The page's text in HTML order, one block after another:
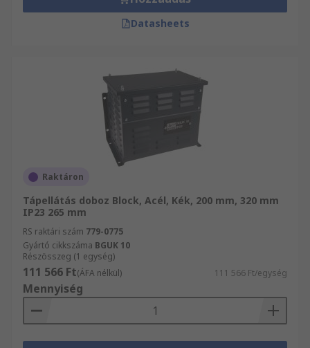
Datasheets
Raktáron
Tápellátás doboz Block, Acél, Kék, 200 mm, 320 mm
IP23 265 mm
RS raktári szám 779-0775
Gyártó cikkszáma BGUK 10
Részösszeg (1 egység)
111 566 Ft(ÁFA nélkül) 111 566 Ft/egység
Mennyiség